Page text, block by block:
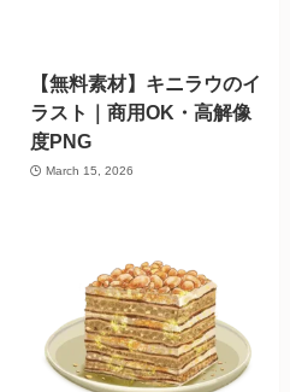
【無料素材】キニラウのイ
ラスト｜商用OK・高解像
度PNG
March 15, 2026